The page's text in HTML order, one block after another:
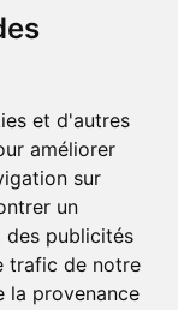
et d'autres
améliorer
sur
un
des publicités
trafic de notre
la provenance
certifiée ISO
a pharmacie du centre
prix les plus bas possible
en médicaments sans
suivants :
(Andorre, Monaco et
ses partenaires à l'
pour vos smartphones et
(pour iPhone, iPad